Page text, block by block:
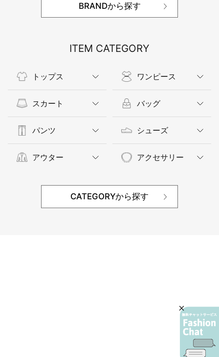
BRANDから探す
ITEM CATEGORY
トップス
スカート
パンツ
アウター
ワンピース
バッグ
シューズ
アクセサリー
CATEGORYから探す